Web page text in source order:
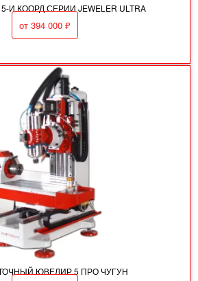
КООРД СЕРИИ JEWELER ULTRA
от 394 000 ₽
ЮВЕЛИР 5 ПРО ЧУГУН